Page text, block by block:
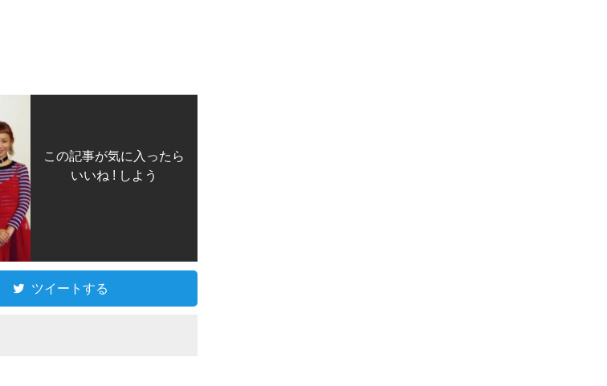
この記事が気に入ったら
いいね ! しよう
ツイートする